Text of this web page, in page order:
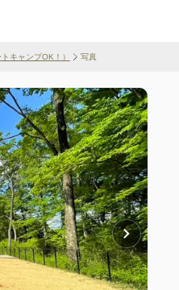
キャンプOK！） 写真